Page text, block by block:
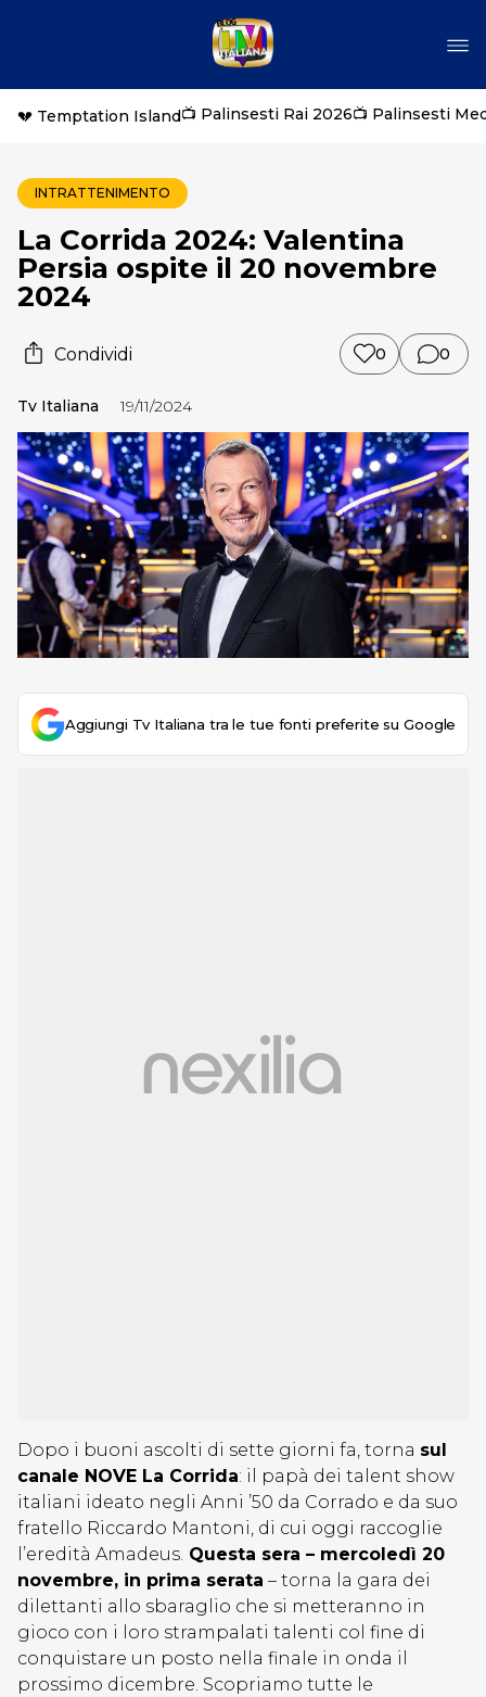
💔 Temptation Island📺 Palinsesti Rai 2026📺 Palinsesti
INTRATTENIMENTO
La Corrida 2024: Valentina
Persia ospite il 20 novembre
2024
Condividi 0 0
Tv Italiana 19/11/2024
Aggiungi Tv Italiana tra le tue fonti preferite su Google
Dopo i buoni ascolti di sette giorni fa, torna sul
canale NOVE La Corrida: il papà dei talent show
italiani ideato negli Anni ’50 da Corrado e da suo
fratello Riccardo Mantoni, di cui oggi raccoglie
l’eredità Amadeus. Questa sera – mercoledì 20
novembre, in prima serata – torna la gara dei
dilettanti allo sbaraglio che si metteranno in
gioco con i loro strampalati talenti col fine di
conquistare un posto nella finale in onda il
prossimo dicembre. Scopriamo tutte le